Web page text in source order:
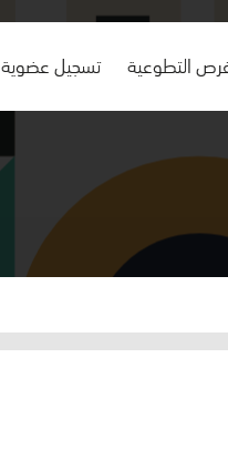
التطوعية تسجيل عضوية